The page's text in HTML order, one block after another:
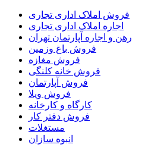
فروش املاک اداری تجاری
اجاره املاک اداری تجاری
رهن و اجاره آپارتمان تهران
فروش باغ وزمین
فروش مغازه
فروش خانه کلنگی
فروش آپارتمان
فروش ویلا
کارگاه و کارخانه
فروش دفتر کار
مستغلات
انبوه سازان